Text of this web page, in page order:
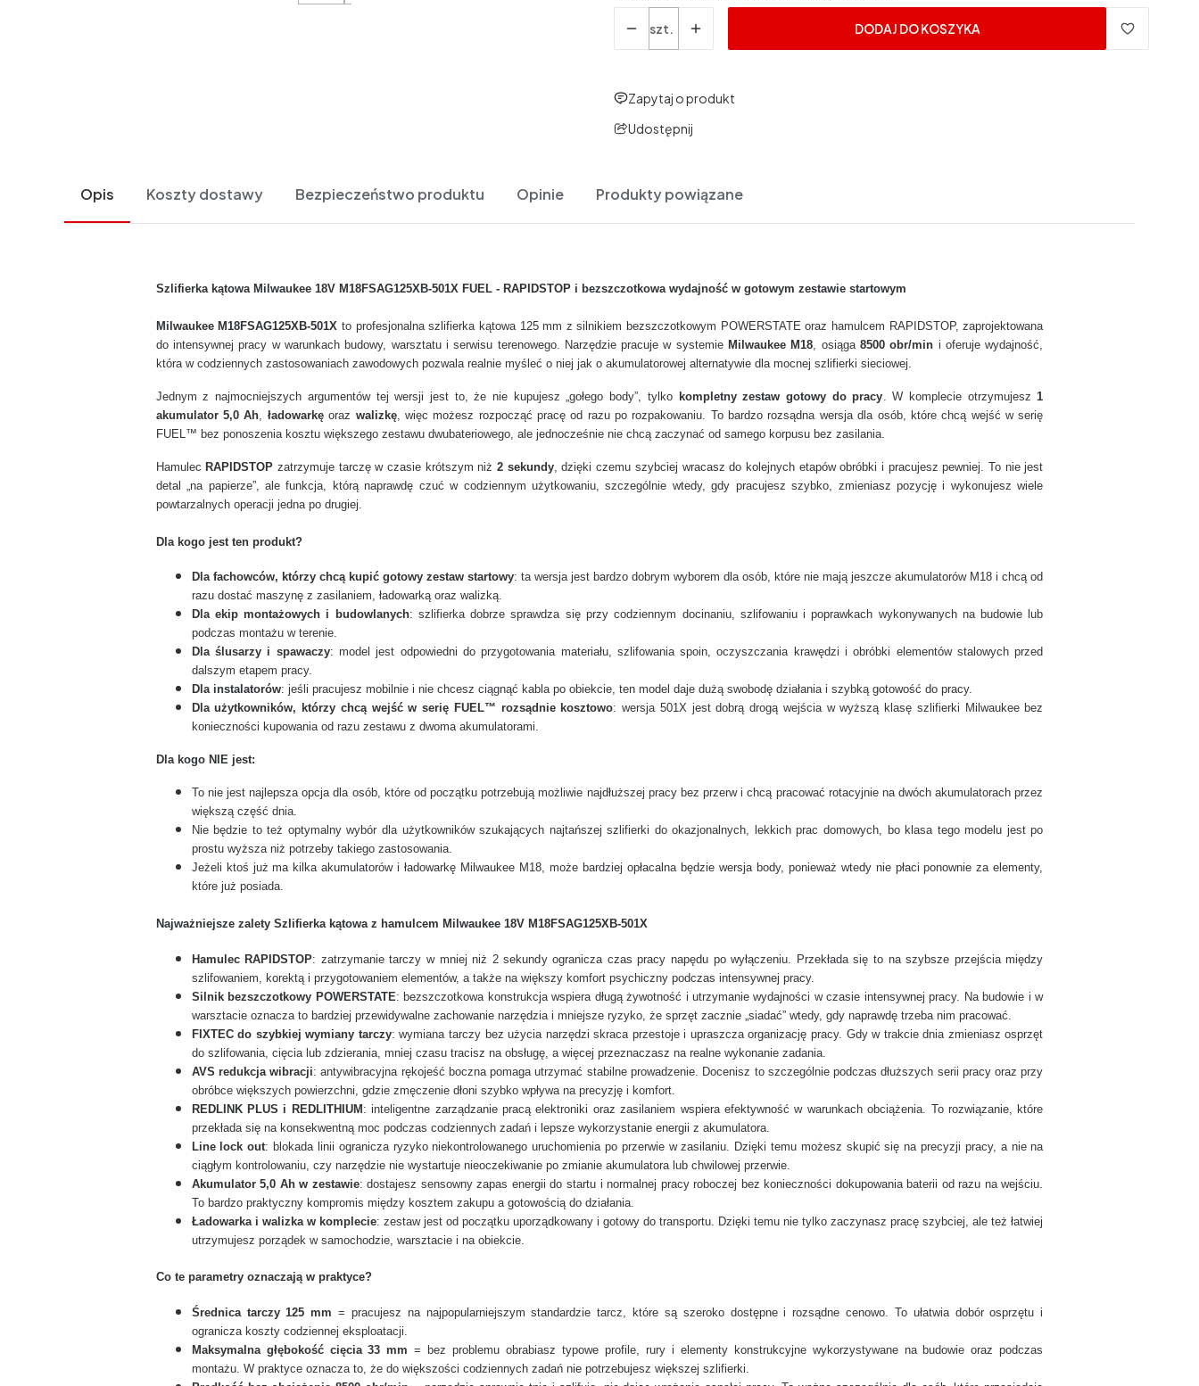
szt.
DODAJ DO KOSZYKA
Zapytaj o produkt
Udostępnij
Opis Koszty dostawy Bezpieczeństwo produktu Opinie Produkty powiązane
Szlifierka kątowa Milwaukee 18V M18FSAG125XB-501X FUEL - RAPIDSTOP i bezszczotkowa wydajność w gotowym zestawie startowym
Milwaukee M18FSAG125XB-501X to profesjonalna szlifierka kątowa 125 mm z silnikiem bezszczotkowym POWERSTATE oraz hamulcem RAPIDSTOP, zaprojektowana
do intensywnej pracy w warunkach budowy, warsztatu i serwisu terenowego. Narzędzie pracuje w systemie Milwaukee M18 , osiąga8500 obr/min i oferuje wydajność,
która w codziennych zastosowaniach zawodowych pozwala realnie myśleć o niej jak o akumulatorowej alternatywie dla mocnej szlifierki sieciowej.
Jednym z najmocniejszych argumentów tej wersji jest to, że nie kupujesz „gołego body”, tylko kompletny zestaw gotowy do pracy . W komplecie otrzymujesz 1
akumulator 5,0 Ah
ładowarkęoraz walizkę, więc możesz rozpocząć pracę od razu po rozpakowaniu. To bardzo rozsądna wersja dla osób, które chcą wejść w serię
FUEL™ bez ponoszenia kosztu większego zestawu dwubateriowego, ale jednocześnie nie chcą zaczynać od samego korpusu bez zasilania.
Hamulec RAPIDSTOP zatrzymuje tarczę w czasie krótszym niż2 sekundy, dzięki czemu szybciej wracasz do kolejnych etapów obróbki i pracujesz pewniej. To nie jest
detal „na papierze”, ale funkcja, którą naprawdę czuć w codziennym użytkowaniu, szczególnie wtedy, gdy pracujesz szybko, zmieniasz pozycję i wykonujesz wiele
powtarzalnych operacji jedna po drugiej.
Dla kogo jest ten produkt?
Dla fachowców, którzy chcą kupić gotowy zestaw startowy: ta wersja jest bardzo dobrym wyborem dla osób, które nie mają jeszcze akumulatorów M18 i chcą od
razu dostać maszynę z zasilaniem, ładowarką oraz walizką.
Dla ekip montażowych i budowlanych: szlifierka dobrze sprawdza się przy codziennym docinaniu, szlifowaniu i poprawkach wykonywanych na budowie lub
podczas montażu w terenie.
Dla ślusarzy i spawaczy: model jest odpowiedni do przygotowania materiału, szlifowania spoin, oczyszczania krawędzi i obróbki elementów stalowych przed
dalszym etapem pracy.
Dla instalatorów: jeśli pracujesz mobilnie i nie chcesz ciągnąć kabla po obiekcie, ten model daje dużą swobodę działania i szybką gotowość do pracy.
Dla użytkowników, którzy chcą wejść w serię FUEL™ rozsądnie kosztowo: wersja 501X jest dobrą drogą wejścia w wyższą klasę szlifierki Milwaukee bez
konieczności kupowania od razu zestawu z dwoma akumulatorami.
Dla kogo NIE jest:
To nie jest najlepsza opcja dla osób, które od początku potrzebują możliwie najdłuższej pracy bez przerw i chcą pracować rotacyjnie na dwóch akumulatorach przez
większą część dnia.
Nie będzie to też optymalny wybór dla użytkowników szukających najtańszej szlifierki do okazjonalnych, lekkich prac domowych, bo klasa tego modelu jest po
prostu wyższa niż potrzeby takiego zastosowania.
Jeżeli ktoś już ma kilka akumulatorów i ładowarkę Milwaukee M18, może bardziej opłacalna będzie wersja body, ponieważ wtedy nie płaci ponownie za elementy,
które już posiada.
Najważniejsze zalety Szlifierka kątowa z hamulcem Milwaukee 18V M18FSAG125XB-501X
Hamulec RAPIDSTOP: zatrzymanie tarczy w mniej niż 2 sekundy ogranicza czas pracy napędu po wyłączeniu. Przekłada się to na szybsze przejścia między
szlifowaniem, korektą i przygotowaniem elementów, a także na większy komfort psychiczny podczas intensywnej pracy.
Silnik bezszczotkowy POWERSTATE: bezszczotkowa konstrukcja wspiera długą żywotność i utrzymanie wydajności w czasie intensywnej pracy. Na budowie i w
warsztacie oznacza to bardziej przewidywalne zachowanie narzędzia i mniejsze ryzyko, że sprzęt zacznie „siadać” wtedy, gdy naprawdę trzeba nim pracować.
FIXTEC do szybkiej wymiany tarczy: wymiana tarczy bez użycia narzędzi skraca przestoje i upraszcza organizację pracy. Gdy w trakcie dnia zmieniasz osprzęt
do szlifowania, cięcia lub zdzierania, mniej czasu tracisz na obsługę, a więcej przeznaczasz na realne wykonanie zadania.
AVS redukcja wibracji: antywibracyjna rękojeść boczna pomaga utrzymać stabilne prowadzenie. Docenisz to szczególnie podczas dłuższych serii pracy oraz przy
obróbce większych powierzchni, gdzie zmęczenie dłoni szybko wpływa na precyzję i komfort.
REDLINK PLUS i REDLITHIUM: inteligentne zarządzanie pracą elektroniki oraz zasilaniem wspiera efektywność w warunkach obciążenia. To rozwiązanie, które
przekłada się na konsekwentną moc podczas codziennych zadań i lepsze wykorzystanie energii z akumulatora.
Line lock out: blokada linii ogranicza ryzyko niekontrolowanego uruchomienia po przerwie w zasilaniu. Dzięki temu możesz skupić się na precyzji pracy, a nie na
ciągłym kontrolowaniu, czy narzędzie nie wystartuje nieoczekiwanie po zmianie akumulatora lub chwilowej przerwie.
Akumulator 5,0 Ah w zestawie: dostajesz sensowny zapas energii do startu i normalnej pracy roboczej bez konieczności dokupowania baterii od razu na wejściu.
To bardzo praktyczny kompromis między kosztem zakupu a gotowością do działania.
Ładowarka i walizka w komplecie: zestaw jest od początku uporządkowany i gotowy do transportu. Dzięki temu nie tylko zaczynasz pracę szybciej, ale też łatwiej
utrzymujesz porządek w samochodzie, warsztacie i na obiekcie.
Co te parametry oznaczają w praktyce?
Średnica tarczy 125 mm = pracujesz na najpopularniejszym standardzie tarcz, które są szeroko dostępne i rozsądne cenowo. To ułatwia dobór osprzętu i
ogranicza koszty codziennej eksploatacji.
Maksymalna głębokość cięcia 33 mm = bez problemu obrabiasz typowe profile, rury i elementy konstrukcyjne wykorzystywane na budowie oraz podczas
montażu. W praktyce oznacza to, że do większości codziennych zadań nie potrzebujesz większej szlifierki.